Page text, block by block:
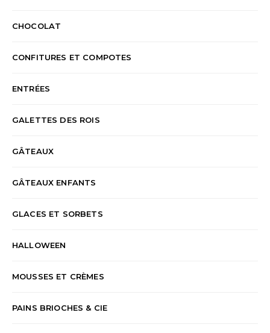
CHOCOLAT
CONFITURES ET COMPOTES
ENTRÉES
GALETTES DES ROIS
GÂTEAUX
GÂTEAUX ENFANTS
GLACES ET SORBETS
HALLOWEEN
MOUSSES ET CRÈMES
PAINS BRIOCHES & CIE